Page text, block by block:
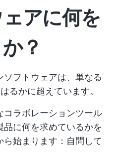
アに何を
？
フトウェアは、単なる
るかに超えています。
ラボレーションツール
に何を求めているかを
始まります：自問して